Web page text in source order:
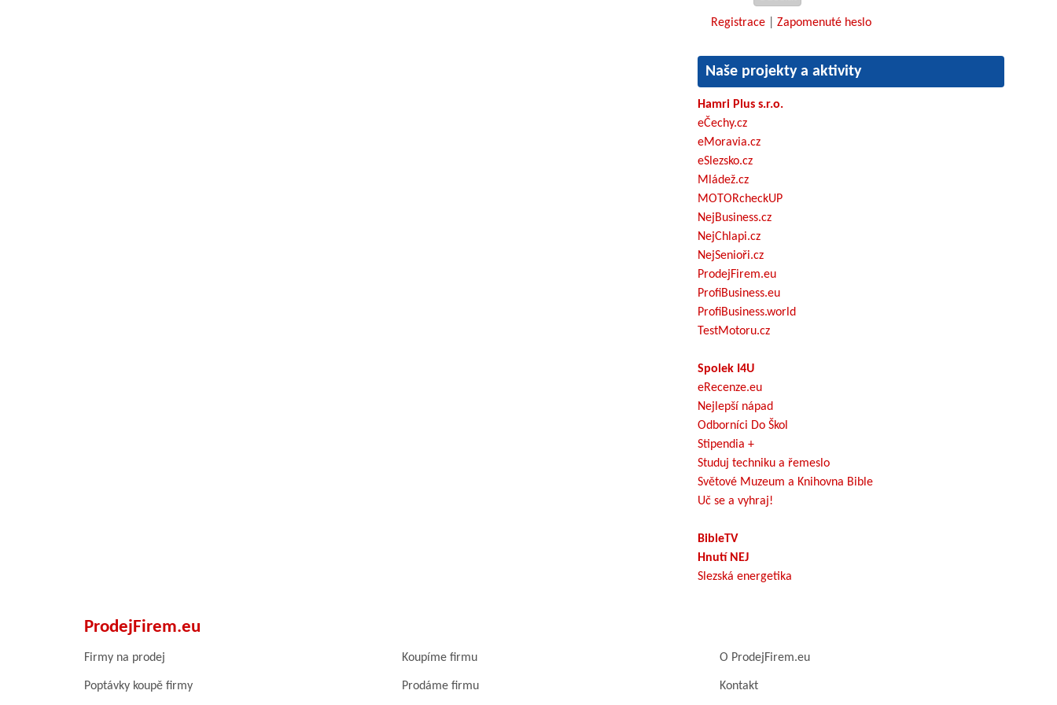
Registrace Zapomenuté heslo
Naše projekty a aktivity
Hamri Plus s.r.o.
eČechy.cz
eMoravia.cz
eSlezsko.cz
Mládež.cz
MOTORcheckUP
NejBusiness.cz
NejChlapi.cz
NejSenioři.cz
ProdejFirem.eu
ProfiBusiness.eu
ProfiBusiness.world
TestMotoru.cz
Spolek I4U
eRecenze.eu
Nejlepší nápad
Odborníci Do Škol
Stipendia +
Studuj techniku a řemeslo
Světové Muzeum a Knihovna Bible
Uč se a vyhraj!
BibleTV
Hnutí NEJ
Slezská energetika
ProdejFirem.eu
Firmy na prodej Koupíme firmu O ProdejFirem.eu
Poptávky koupě firmy Prodáme firmu Kontakt